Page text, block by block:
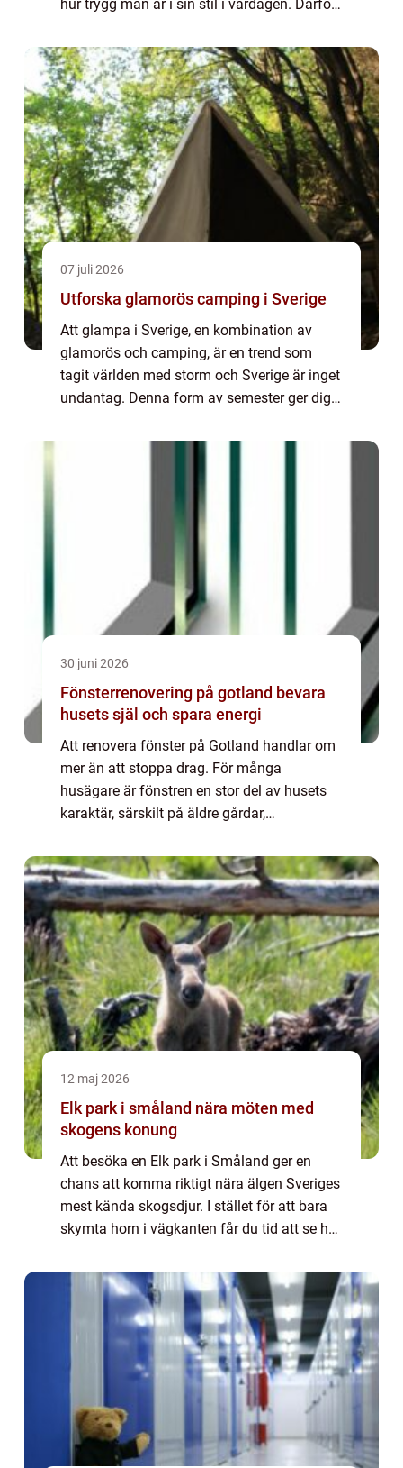
hur trygg man är i sin stil i vardagen. Därför
utan en frisör som lyssnar, vägle...
07 juli 2026
Utforska glamorös camping i Sverige
Att glampa i Sverige, en kombination av
glamorös och camping, är en trend som
tagit världen med storm och Sverige är inget
undantag. Denna form av semester ger dig
skönhet utan att be...
30 juni 2026
Fönsterrenovering på gotland bevara
husets själ och spara energi
Att renovera fönster på Gotland handlar om
mer än att stoppa drag. För många
husägare är fönstren en stor del av husets
karaktär, särskilt på äldre gårdar,
landsbygden. När karmar börjar ruttna,
färgen flagnar o...
12 maj 2026
Elk park i småland nära möten med
skogens konung
Att besöka en Elk park i Småland ger en
chans att komma riktigt nära älgen Sveriges
mest kända skogsdjur. I stället för att bara
skymta horn i vägkanten får du tid att se hur
på sin omgivning. För många b...